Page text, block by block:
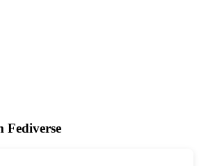
Fediverse